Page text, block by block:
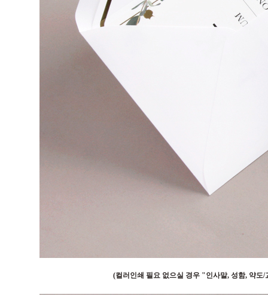
(컬러인쇄 필요 없으실 경우 "인사말, 성함, 약도